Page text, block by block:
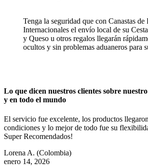
Tenga la seguridad que con Canastas de
Internacionales el envío local de su
y Queso u otros regalos llegarán
ocultos y sin problemas aduaneros para
Lo que dicen nuestros clientes sobre
y en todo el mundo
El servicio fue excelente, los productos
condiciones y lo mejor de todo fue su
Super Recomendados!
Lorena A. (Colombia)
enero 14, 2026